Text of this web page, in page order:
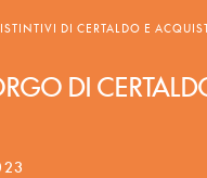
DI CERTALDO E
DI